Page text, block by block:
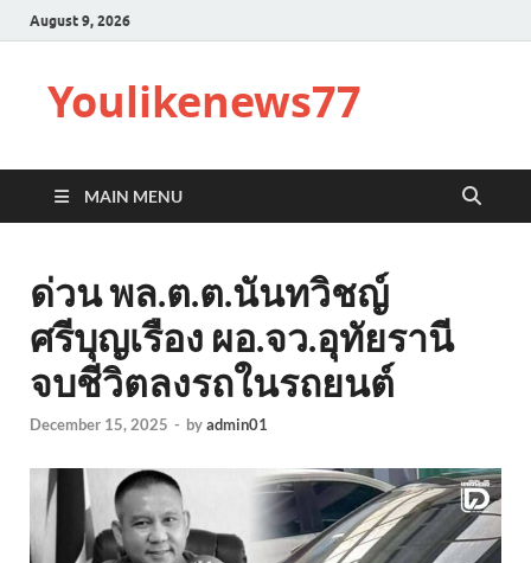
August 9, 2026
Youlikenews77
MAIN MENU
ด่วน พล.ต.ต.นันทวิชญ์
ศรีบุญเรือง ผอ.จว.อุทัยรานี
จบชีวิตลงรถในรถยนต์
December 15, 2025 - byadmin01